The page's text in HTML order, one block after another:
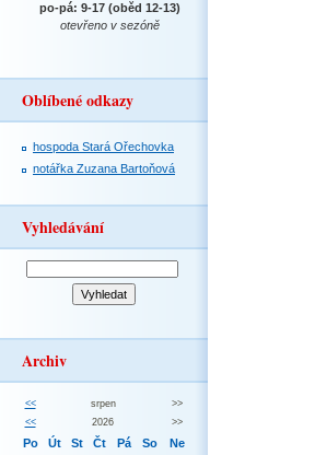
po-pá: 9-17 (oběd 12-13)
otevřeno v sezóně
Oblíbené odkazy
hospoda Stará Ořechovka
notářka Zuzana Bartoňová
Vyhledávání
Archiv
<< srpen
>>
<<
2026 >>
Po Út St Čt Pá So Ne